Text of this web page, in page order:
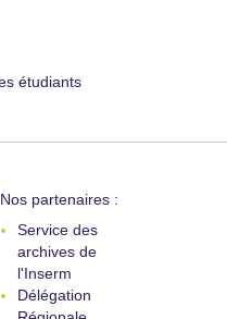
étudiants
Nos partenaires :
Service des
archives de
l'Inserm
Délégation